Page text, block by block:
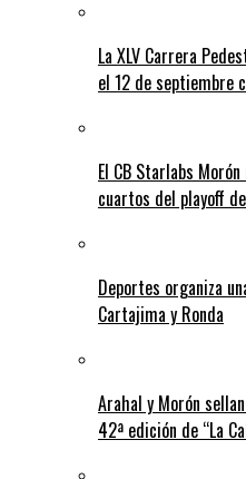
La XLV Carrera
el 12 de septiembre
El CB Starlabs
cuartos del playoff
Deportes organiza
Cartajima y Ronda
Arahal y Morón
42ª edición de “La